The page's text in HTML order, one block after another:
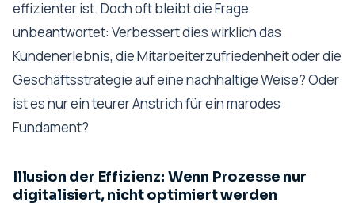
effizienter ist. Doch oft bleibt die Frage
unbeantwortet: Verbessert dies wirklich das
Kundenerlebnis, die Mitarbeiterzufriedenheit oder die
Geschäftsstrategie auf eine nachhaltige Weise? Oder
ist es nur ein teurer Anstrich für ein marodes
Fundament?
Illusion der Effizienz: Wenn Prozesse nur
digitalisiert, nicht optimiert werden